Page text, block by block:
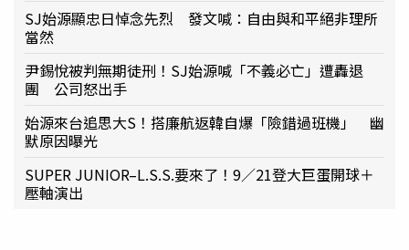
SJ始源顯忠日悼念先烈 發文喊：自由與和平絕非理所
當然
尹錫悅被判無期徒刑！SJ始源喊「不義必亡」遭轟退
團 公司怒出手
始源來台追思大S！搭廉航返韓自爆「險錯過班機」 幽
默原因曝光
SUPER JUNIOR–L.S.S.要來了！9／21登大巨蛋開球＋
壓軸演出